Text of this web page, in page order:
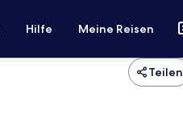
Hilfe Meine Reisen
Teilen